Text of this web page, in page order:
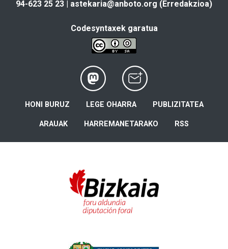
94-623 25 23 | astekaria@anboto.org (Erredakzioa)
Codesyntaxek garatua
HONI BURUZ LEGE OHARRA PUBLIZITATEA
ARAUAK HARREMANETARAKO RSS